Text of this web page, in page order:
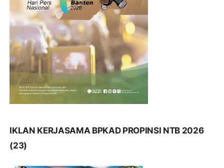
IKLAN KERJASAMA BPKAD PROPINSI NTB 2026
(23)